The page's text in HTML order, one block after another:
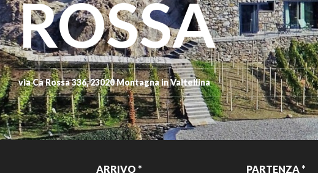
ROSSA
via Cà Rossa 336, 23020 Montagna in Valtellina
ARRIVO * PARTENZA *